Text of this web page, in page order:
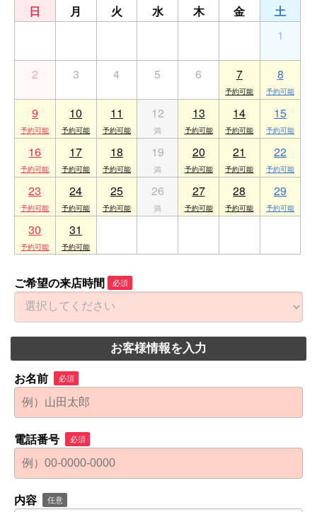
日 月 火 水 木 金
土
1
2 3 4 5 6 7 8
9 10 11 12 13 14 15
16 17 18 19 20 21 22
23 24 25 26 27 28 29
30 31
ご希望の来店時間 必須
お客様情報を入力
お名前 必須
電話番号 必須
内容 任意